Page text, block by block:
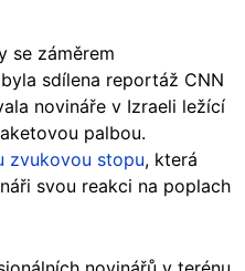
se záměrem
sdílena reportáž CNN
novináře v Izraeli ležící
palbou.
zvukovou stopu, která
svou reakci na poplach